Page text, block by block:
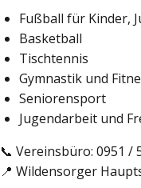
Fußball für Kinder,
Basketball
Tischtennis
Gymnastik und
Seniorensport
Jugendarbeit und
📞 Vereinsbüro: 0951 /
📍 Wildensorger